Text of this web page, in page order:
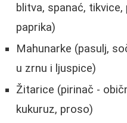
blitva, spanać,
paprika)
Mahunarke (pasulj,
u zrnu i ljuspice)
Žitarice (pirinač -
kukuruz, proso)